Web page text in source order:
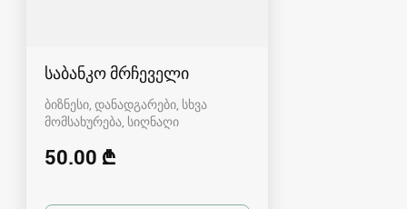
საბანკო მრჩეველი
ბიზნესი, დანადგარები, სხვა
მომსახურება სიღნაღი
50.00 ₾